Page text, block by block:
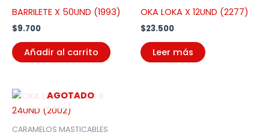
BARRILETE X 50UND (1993)
$9.700
Añadir al carrito
OKA LOKA X 12UND (2277)
$23.500
Leer más
AGOTADO
CARAMELOS MASTICABLES